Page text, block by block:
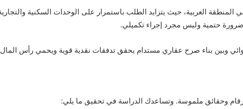
المنطقة العربية، حيث يتزايد الطلب باستمرار على الوحدات السكنية
حتمية وليس مجرد إجراء تكميلي.
وبين بناء صرح عقاري مستدام يحقق تدفقات نقدية قوية ويحمي رأس
وحقائق ملموسة. وتساعدك الدراسة في تحقيق ما يلي: